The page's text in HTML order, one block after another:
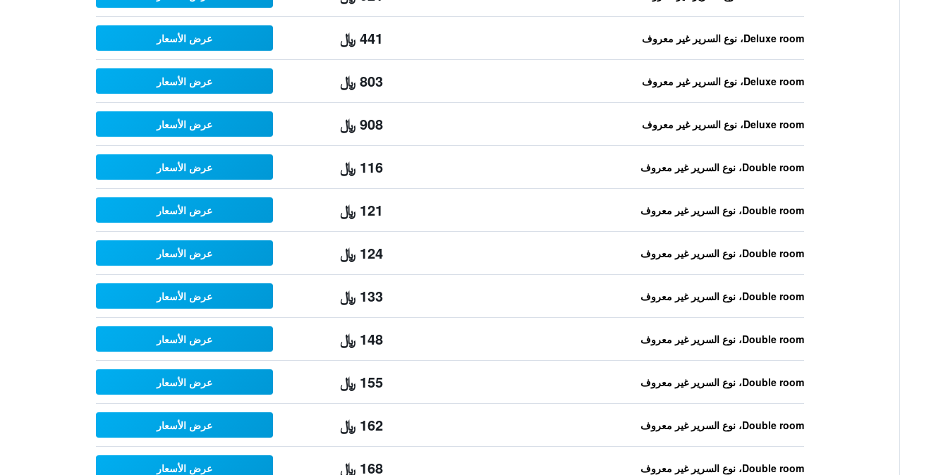
Deluxe room، نوع السرير غير معروف 441 ﷼ عرض الأسعار
Deluxe room، نوع السرير غير معروف 803 ﷼ عرض الأسعار
Deluxe room، نوع السرير غير معروف 908 ﷼ عرض الأسعار
Double room، نوع السرير غير معروف 116 ﷼ عرض الأسعار
Double room، نوع السرير غير معروف 121 ﷼ عرض الأسعار
Double room، نوع السرير غير معروف 124 ﷼ عرض الأسعار
Double room، نوع السرير غير معروف 133 ﷼ عرض الأسعار
Double room، نوع السرير غير معروف 148 ﷼ عرض الأسعار
Double room، نوع السرير غير معروف 155 ﷼ عرض الأسعار
Double room، نوع السرير غير معروف 162 ﷼ عرض الأسعار
Double room، نوع السرير غير معروف 168 ﷼ عرض الأسعار